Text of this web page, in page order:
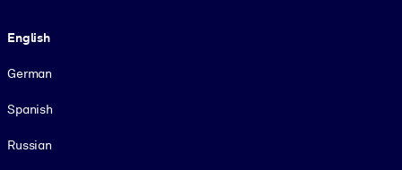
English
German
Spanish
Russian